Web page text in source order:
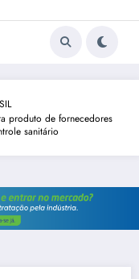
produto de fornecedores
sanitário